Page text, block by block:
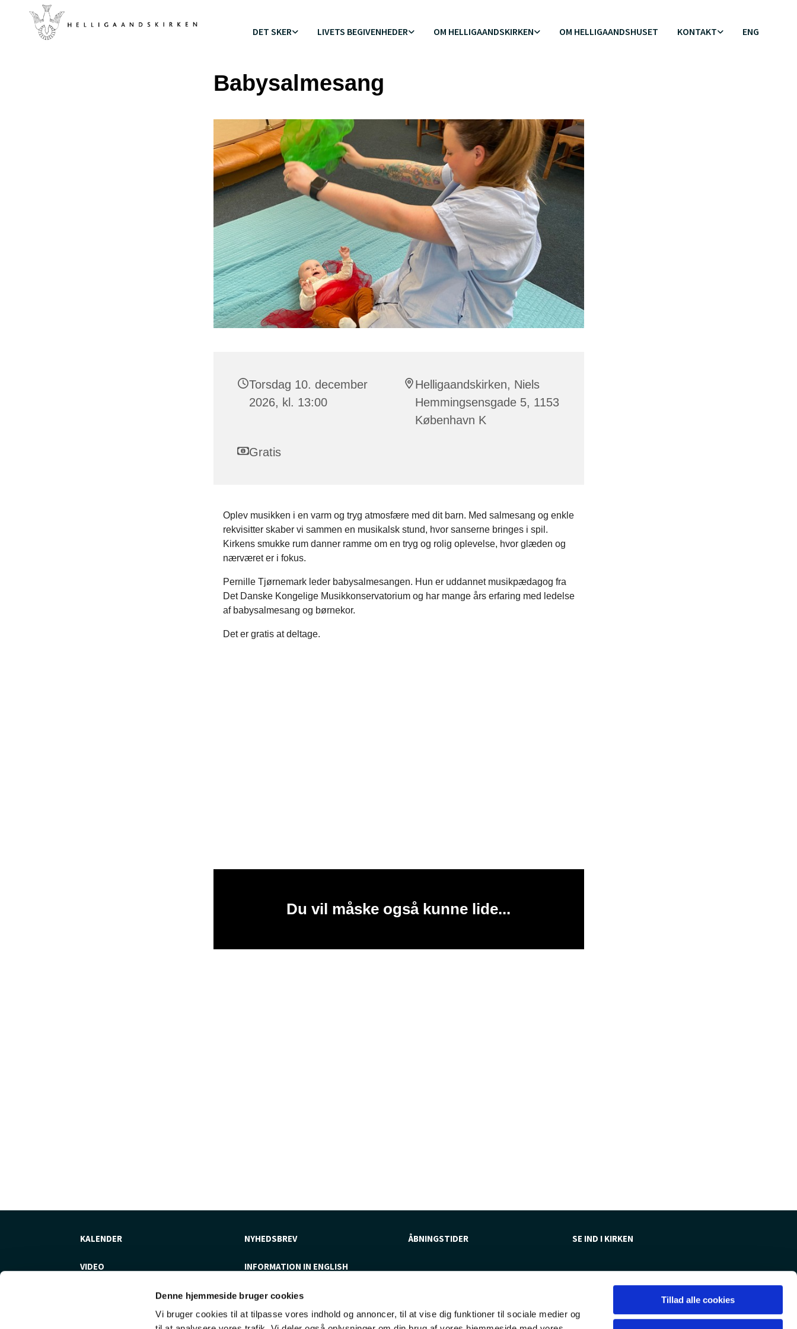
Denne hjemmeside bruger cookies
Vi bruger cookies til at tilpasse vores indhold og annoncer, til at vise dig funktioner til sociale medier og
Tillad alle cookies
DET SKER LIVETS BEGIVENHEDER OM HELLIGAANDSKIRKEN OM HELLIGAANDSHUSET KONTAKT ENG
Babysalmesang
Torsdag 10. december
2026, kl. 13:00
Helligaandskirken, Niels
Hemmingsensgade 5, 1153
København K
Gratis
Oplev musikken i en varm og tryg atmosfære med dit barn. Med salmesang og enkle
rekvisitter skaber vi sammen en musikalsk stund, hvor sanserne bringes i spil.
Kirkens smukke rum danner ramme om en tryg og rolig oplevelse, hvor glæden og
nærværet er i fokus.
Pernille Tjørnemark leder babysalmesangen. Hun er uddannet musikpædagog fra
Det Danske Kongelige Musikkonservatorium og har mange års erfaring med ledelse
af babysalmesang og børnekor.
Det er gratis at deltage.
Du vil måske også kunne lide...
KALENDER NYHEDSBREV ÅBNINGSTIDER SE IND I KIRKEN
VIDEO INFORMATION IN ENGLISH